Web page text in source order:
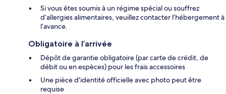
Si vous êtes soumis à un régime spécial ou souffrez
d’allergies alimentaires, veuillez contacter l’hébergement à
l’avance.
Obligatoire à l’arrivée
Dépôt de garantie obligatoire (par carte de crédit, de
débit ou en espèces) pour les frais accessoires
Une pièce d'identité officielle avec photo peut être
requise